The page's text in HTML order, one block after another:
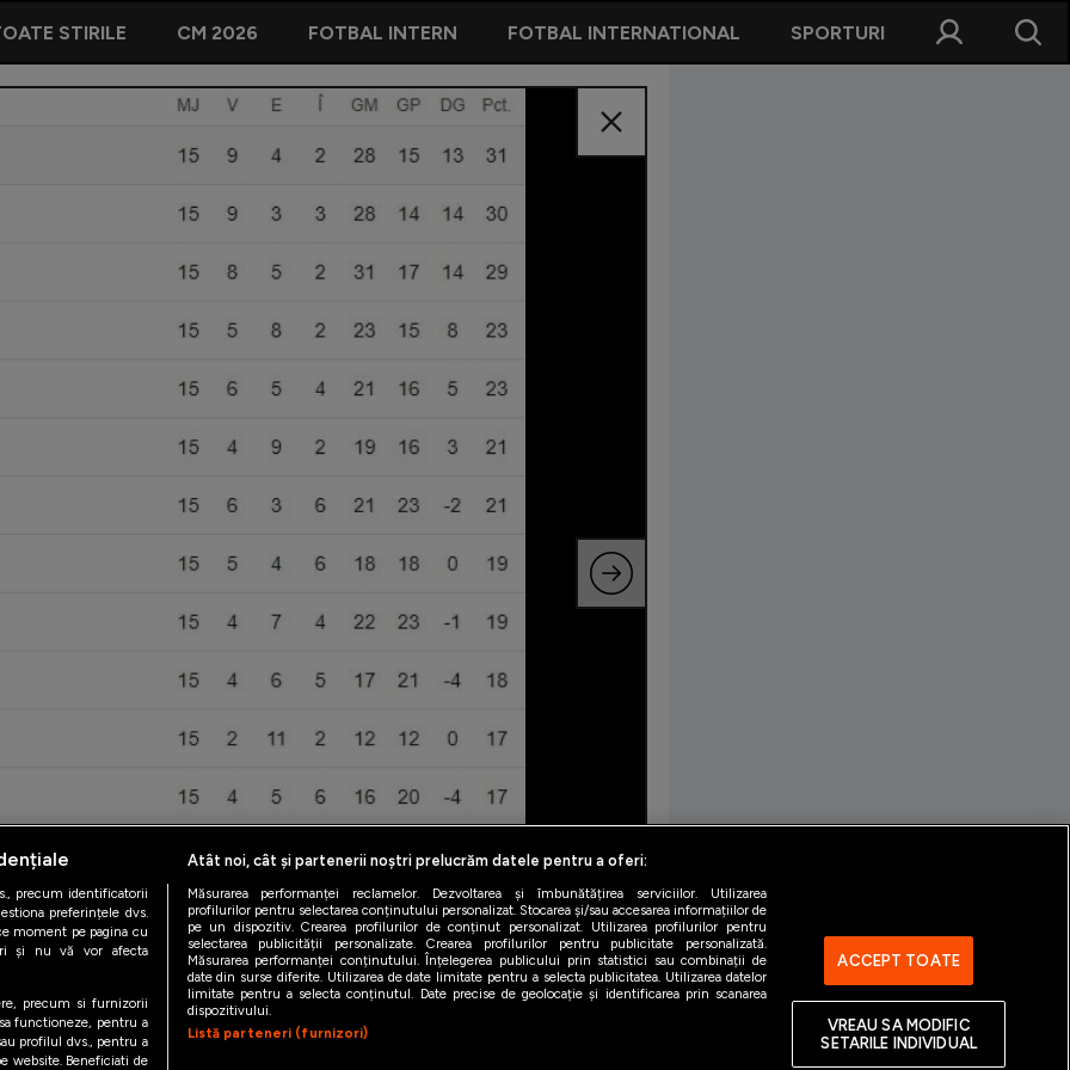
STIRILE CM 2026 FOTBAL INTERN FOTBAL INTERNATIONAL SPORTURI
precum identificatorii
preferințele dvs.
moment pe pagina cu
și nu vă vor afecta
precum si furnizorii
functioneze, pentru a
profilul dvs., pentru a
website. Beneficiati de
Atât noi, cât și partenerii noștri prelucrăm datele pentru a oferi:
Măsurarea performanței reclamelor. Dezvoltarea și îmbunătățirea serviciilor. Utilizarea
profilurilor pentru selectarea conținutului personalizat. Stocarea și/sau accesarea informațiilor de
pe un dispozitiv. Crearea profilurilor de conținut personalizat. Utilizarea profilurilor pentru
selectarea publicității personalizate. Crearea profilurilor pentru publicitate personalizată.
Măsurarea performanței conținutului. Înțelegerea publicului prin statistici sau combinații de
date din surse diferite. Utilizarea de date limitate pentru a selecta publicitatea. Utilizarea datelor
limitate pentru a selecta conținutul. Date precise de geolocație și identificarea prin scanarea
dispozitivului.
Listă parteneri (furnizori)
ACCEPT TOATE
VREAU SA MODIFIC
SETARILE INDIVIDUAL